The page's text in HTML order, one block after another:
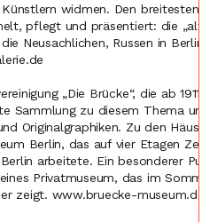
widmen. Den
pflegt und präsentiert: die
Neusachlichen, Russen in
„Die Brücke“, die ab
Sammlung zu diesem Thema
Originalgraphiken. Zu den
Berlin, das auf vier Etagen
arbeitete. Ein besonderer
Privatmuseum, das im
zeigt. www.bruecke-